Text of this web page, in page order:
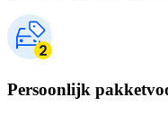
Persoonlijk